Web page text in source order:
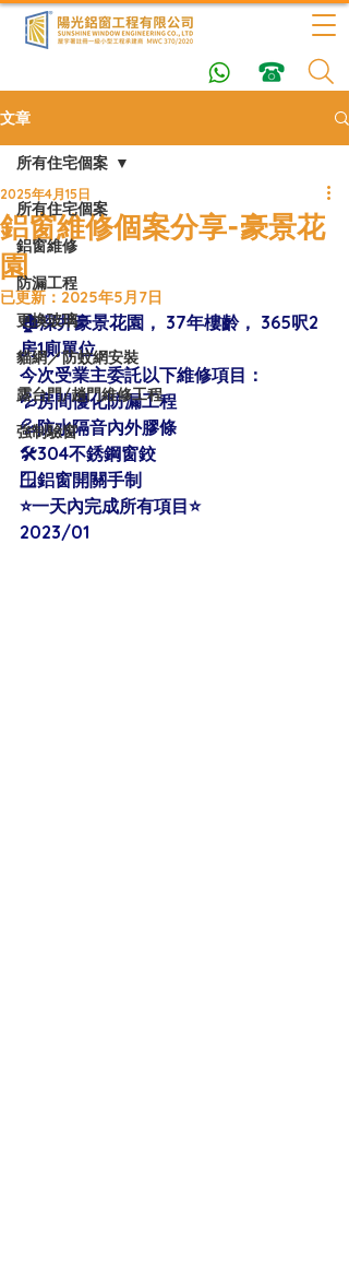
文章
所有住宅個案
鋁窗維修
防漏工程
更換玻璃
貓網／防蚊網安裝
露台門/趟門維修工程
強制驗窗
所有住宅個案
鋁窗維修個案分享-豪景花
園
2025年4月15日
已更新： 2025年5月7日
🏠深井豪景花園， 37年樓齡， 365呎2
房1廁單位
今次受業主委託以下維修項目：
💦房間優化防漏工程
💦防水隔音內外膠條
🛠304不銹鋼窗鉸
🪟鋁窗開關手制
⭐️一天內完成所有項目⭐️
2023/01